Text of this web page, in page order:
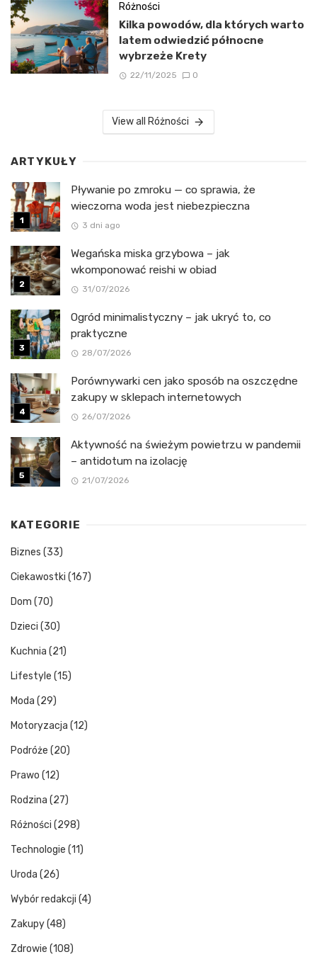
Różności
Kilka powodów, dla których warto
latem odwiedzić północne
wybrzeże Krety
22/11/2025 0
View all Różności
ARTYKUŁY
Pływanie po zmroku — co sprawia, że
wieczorna woda jest niebezpieczna
3 dni ago
Wegańska miska grzybowa – jak
wkomponować reishi w obiad
31/07/2026
Ogród minimalistyczny – jak ukryć to, co
praktyczne
28/07/2026
Porównywarki cen jako sposób na oszczędne
zakupy w sklepach internetowych
26/07/2026
Aktywność na świeżym powietrzu w pandemii
– antidotum na izolację
21/07/2026
KATEGORIE
Biznes (33)
Ciekawostki (167)
Dom (70)
Dzieci (30)
Kuchnia (21)
Lifestyle (15)
Moda (29)
Motoryzacja (12)
Podróże (20)
Prawo (12)
Rodzina (27)
Różności (298)
Technologie (11)
Uroda (26)
Wybór redakcji (4)
Zakupy(48)
Zdrowie (108)